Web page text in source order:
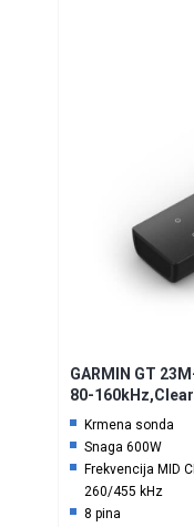
GARMIN GT
80-
Krmena sonda
Snaga 600W
Frekvencija MID
260/455 kHz
8 pina